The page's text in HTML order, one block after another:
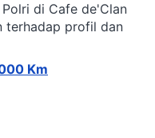
di Cafe de'Clan
terhadap profil dan
Km